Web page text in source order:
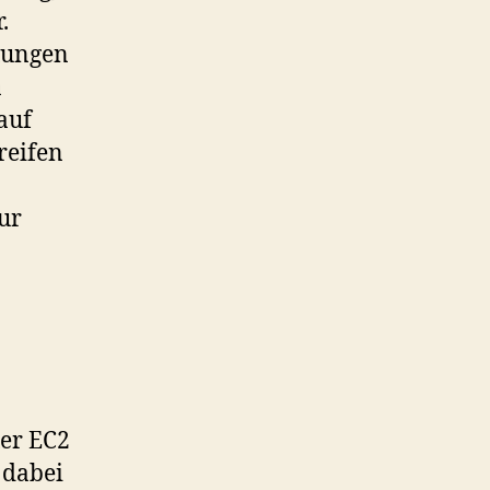
EC2